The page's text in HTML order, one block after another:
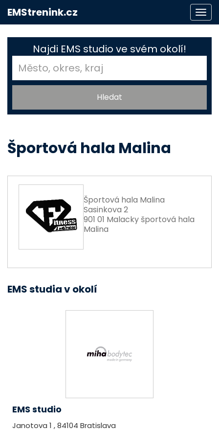
EMStrenink.cz
Najdi EMS studio ve svém okolí!
Športová hala Malina
Športová hala Malina
Sasinkova 2
901 01 Malacky športová hala
Malina
EMS studia v okolí
EMS studio
Janotova 1 , 84104 Bratislava